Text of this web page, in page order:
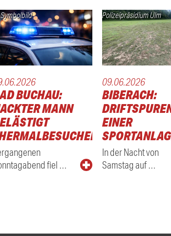
BUCHAU:
MANN
fiel …
Polizeipräsidium Ulm
09.06.2026
BIBERACH:
EINER
In der Nacht von
Samstag auf …